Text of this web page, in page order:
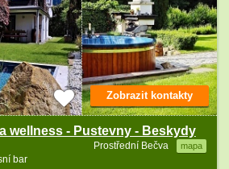
wellness - Pustevny - Beskydy
Prostřední Bečva mapa
bar
Zobrazit kontakty